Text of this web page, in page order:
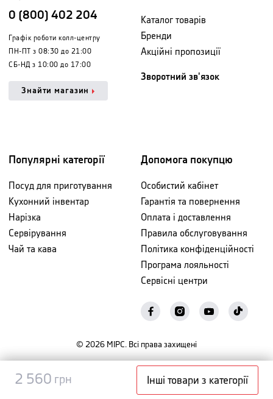
2 560 грн
про наявність
2 560 грн Інші товари з категорії
0 (800) 402 204
Графік роботи колл-центру
ПН-ПТ з 08:30 до 21:00
СБ-НД з 10:00 до 17:00
Знайти магазин
Каталог товарів
Бренди
Акційні пропозиції
Зворотний зв'язок
Популярні категорії
Посуд для приготування
Кухонний інвентар
Нарізка
Сервірування
Чай та кава
Допомога покупцю
Особистий кабінет
Гарантія та повернення
Оплата і доставлення
Правила обслуговування
Політика конфіденційності
Програма лояльності
Сервісні центри
© 2026 МІРС. Всі права захищені